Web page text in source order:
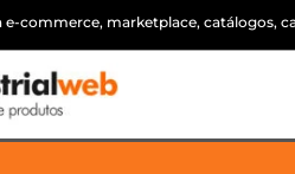
e-commerce, marketplace, catálogos,